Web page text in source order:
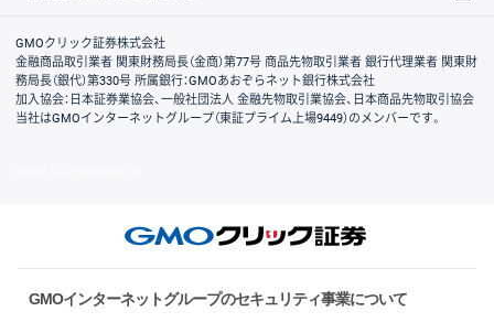
取引規程・約款
サイトマップ
その他のご案内
個人情報保護方針
最良執行方針
サイトのご利用について
ディスクレイマー
信託保全
リスク説明
会社案内
GMOクリック証券株式会社
金融商品取引業者 関東財務局長（金商）第77号 商品先物取引業者 銀行代理業者 関東財
務局長（銀代）第330号 所属銀行：GMOあおぞらネット銀行株式会社
加入協会：日本証券業協会、一般社団法人 金融先物取引業協会、日本商品先物取引協会
当社はGMOインターネットグループ（東証プライム上場9449）のメンバーです。
GMOインターネットグループのセキュリティ事業について